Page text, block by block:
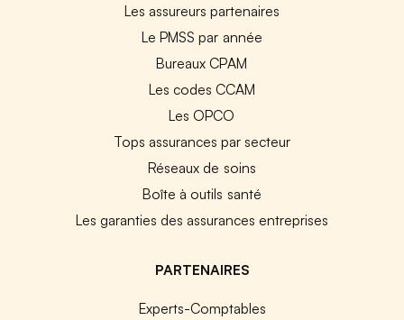
Les assureurs partenaires
Le PMSS par année
Bureaux CPAM
Les codes CCAM
Les OPCO
Tops assurances par secteur
Réseaux de soins
Boîte à outils santé
Les garanties des assurances entreprises
PARTENAIRES
Experts-Comptables